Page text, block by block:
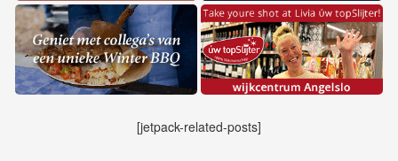
[jetpack-related-posts]